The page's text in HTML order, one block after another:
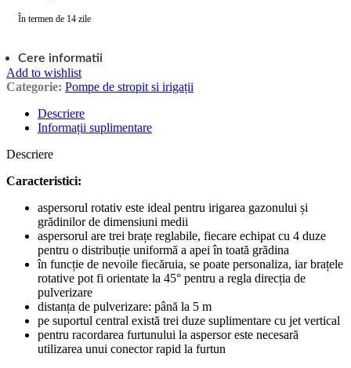
În termen de 14 zile
Cere informatii
Add to wishlist
Categorie: Pompe de stropit si irigații
Descriere
Informații suplimentare
Descriere
Caracteristici:
aspersorul rotativ este ideal pentru irigarea gazonului și
grădinilor de dimensiuni medii
aspersorul are trei brațe reglabile, fiecare echipat cu 4 duze
pentru o distribuție uniformă a apei în toată grădina
în funcție de nevoile fiecăruia, se poate personaliza, iar brațele
rotative pot fi orientate la 45° pentru a regla direcția de
pulverizare
distanța de pulverizare: până la 5 m
pe suportul central există trei duze suplimentare cu jet vertical
pentru racordarea furtunului la aspersor este necesară
utilizarea unui conector rapid la furtun